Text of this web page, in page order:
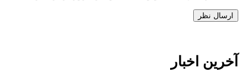
آخرین اخبار